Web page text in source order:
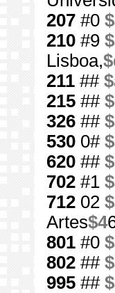
207 #0
210 #9
Lisboa,
211 ##
215 ##
326 ##
530 0#
620 ##
702 #1
712 02
Artes$4
801 #0
802 ##
995 ##